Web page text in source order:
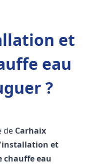
et
eau
?
de Carhaix
installation et
chauffe eau